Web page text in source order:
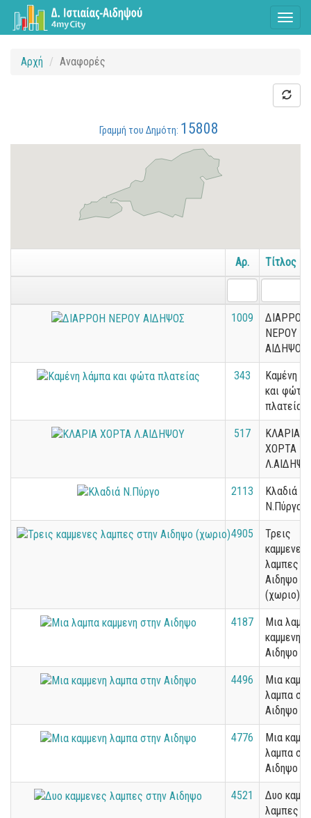
Αρχή Αναφορές
Γραμμή του Δημότη: 15808
Αρ. Τίτλος
1009
ΔΙΑΡΡΟΗ
ΝΕΡΟΥ
ΑΙΔΗΨΟΣ
343
Καμένη
και φώτα
πλατείας
517
ΚΛΑΡΙΑ
ΧΟΡΤΑ
2113
Κλαδιά
Ν.Πύργο
4905
Τρεις
καμμενες
λαμπες
Αιδηψο
(χωριο)
4187
Μια
καμμενη
Αιδηψο
4496
Μια
λαμπα
Αιδηψο
4776
Μια
λαμπα
Αιδηψο
4521
Δυο
λαμπες